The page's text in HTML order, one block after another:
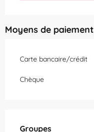
Moyens de paiement
Carte bancaire/crédit
Chèque
Groupes
Groupes